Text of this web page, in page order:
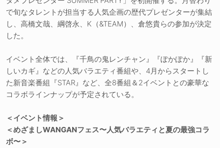
で旬なタレントが担当する人気企画の歴代プレゼンターが集結
し、高橋文哉、綱啓永、K（&TEAM）、倉悠貴らの参加が決定
した。
イベント全体では、『千鳥の鬼レンチャン』『ぽかぽか』『新
しいカギ』などの人気バラエティ番組や、4月からスタートし
た新音楽番組『STAR』など、全8番組＆2イベントとの豪華な
コラボラインナップが予定されている。
＜イベント情報＞
＜めざましWANGANフェス〜人気バラエティと夏の最強コラ
ボ〜＞